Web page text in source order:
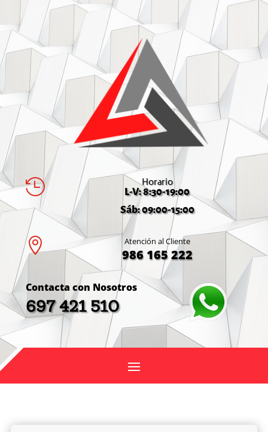
 Horario
L-V: 8:30-19:00
Sáb: 09:00-15:00
 Atención al Cliente
986 165 222
Contacta con Nosotros
697 421 510